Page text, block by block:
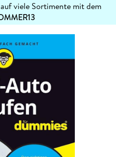
viele Sortimente mit dem